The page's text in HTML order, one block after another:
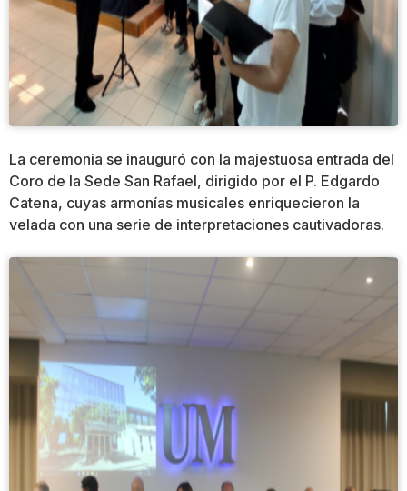
La ceremonia se inauguró con la majestuosa entrada del
Coro de la Sede San Rafael, dirigido por el P. Edgardo
Catena, cuyas armonías musicales enriquecieron la
velada con una serie de interpretaciones cautivadoras.